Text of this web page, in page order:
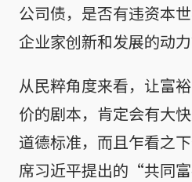
公司债，是否有违资本
企业家创新和发展的动力
从民粹角度来看，让富
价的剧本，肯定会有大
道德标准，而且乍看之
席习近平提出的“共同